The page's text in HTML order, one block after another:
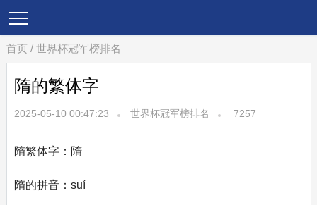
首页 / 世界杯冠军榜排名
隋的繁体字
2025-05-10 00:47:23 世界杯冠军榜排名 7257
隋繁体字：隋
隋的拼音：suí